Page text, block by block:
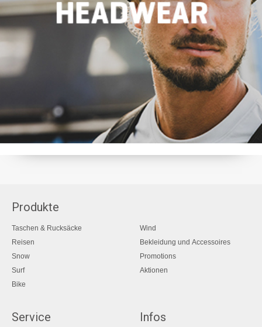
Produkte
Taschen & Rucksäcke
Reisen
Snow
Surf
Bike
Wind
Bekleidung und Accessoires
Promotions
Aktionen
Service Infos